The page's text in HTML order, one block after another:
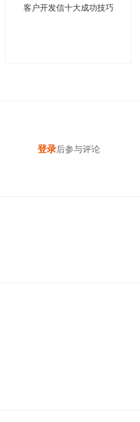
客户开发信十大成功技巧
登录后参与评论